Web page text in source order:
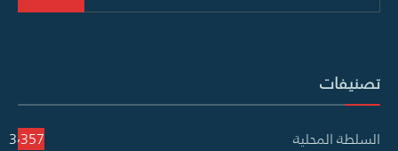
تصنيفات
السلطة المحلية
3٬357